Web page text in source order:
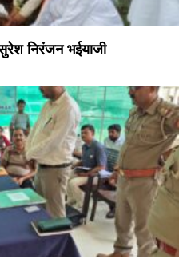
निरंजन भईयाजी